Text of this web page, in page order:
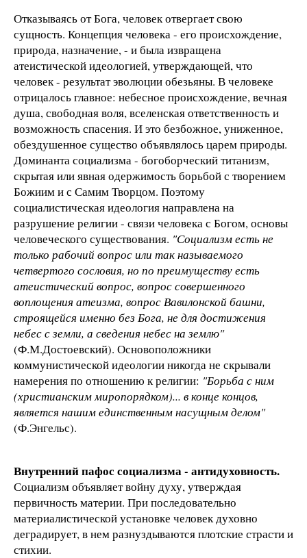
Отказываясь от Бога, человек отвергает свою
сущность. Концепция человека - его происхождение,
природа, назначение, - и была извращена
атеистической идеологией, утверждающей, что
человек - результат эволюции обезьяны. В человеке
отрицалось главное: небесное происхождение, вечная
душа, свободная воля, вселенская ответственность и
возможность спасения. И это безбожное, униженное,
обездушенное существо объявлялось царем природы.
Доминанта социализма - богоборческий титанизм,
скрытая или явная одержимость борьбой с творением
Божиим и с Самим Творцом. Поэтому
социалистическая идеология направлена на
разрушение религии - связи человека с Богом, основы
человеческого существования. "Социализм есть не
только рабочий вопрос или так называемого
четвертого сословия, но по преимуществу есть
атеистический вопрос, вопрос совершенного
воплощения атеизма, вопрос Вавилонской башни,
строящейся именно без Бога, не для достижения
небес с земли, а сведения небес на землю"
(Ф.М.Достоевский). Основоположники
коммунистической идеологии никогда не скрывали
намерения по отношению к религии: "Борьба с ним
(христианским миропорядком)... в конце концов,
является нашим единственным насущным делом"
(Ф.Энгельс).
Внутренний пафос социализма - антидуховность.
Социализм объявляет войну духу, утверждая
первичность материи. При последовательно
материалистической установке человек духовно
деградирует, в нем разнуздываются плотские страсти и
стихии.